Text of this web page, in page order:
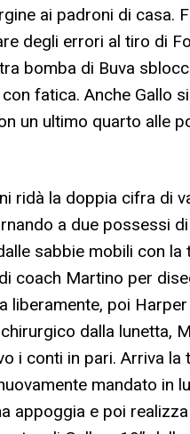
ai padroni di casa.
degli errori al tiro di
bomba di Buva
fatica. Anche Gallo
un ultimo quarto alle
ridà la doppia cifra di
a due possessi
sabbie mobili con
coach Martino per
liberamente, poi
dalla lunetta,
i conti in pari. Arriva la
mandato in
appoggia e poi